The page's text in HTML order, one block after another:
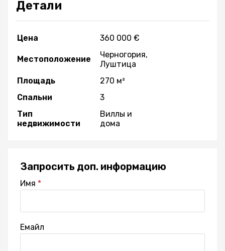
Детали
Цена 360 000 €
Местоположение
Черногория,
Луштица
Площадь
270 м²
Спальни
3
Тип
недвижимости
Виллы и
дома
Запросить доп. информацию
Имя
Емайл